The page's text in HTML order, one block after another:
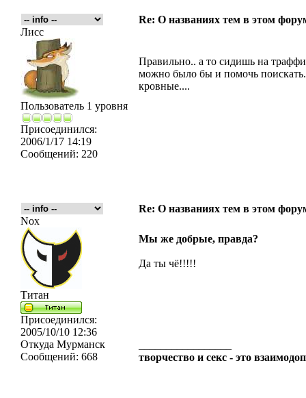
Re: О названиях тем в этом
Лисс
Пользователь 1 уровня
Присоединился:
2006/1/17 14:19
Сообщений: 220
Правильно.. а то сидишь на
можно было бы и помочь
кровные....
Re: О названиях тем в этом
Nox
Титан
Присоединился:
2005/10/10 12:36
Откуда Мурманск
Сообщений: 668
Мы же добрые, правда?
Да ты чё!!!!!
творчество и секс - это